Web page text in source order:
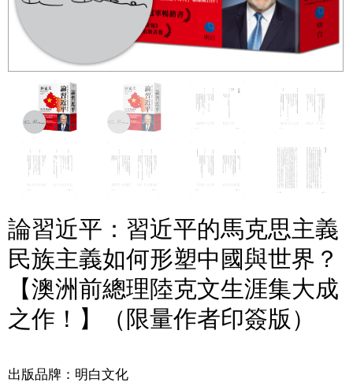
論習近平：習近平的馬克思主義
民族主義如何形塑中國與世界？
【澳洲前總理陸克文生涯集大成
之作！】（限量作者印簽版）
出版品牌：明白文化